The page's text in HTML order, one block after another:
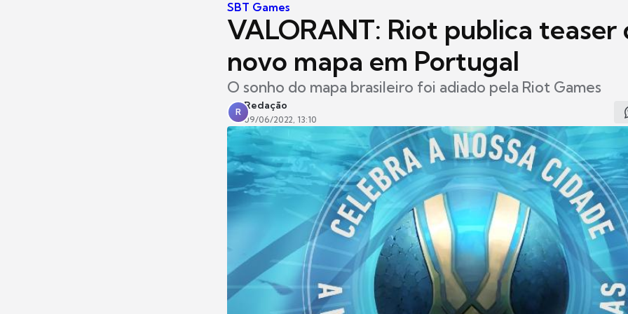
SBT Games
VALORANT: Riot publica teaser
novo mapa em Portugal
O sonho do mapa brasileiro foi adiado pela Riot Games
R
Redação
09/06/2022, 13:10